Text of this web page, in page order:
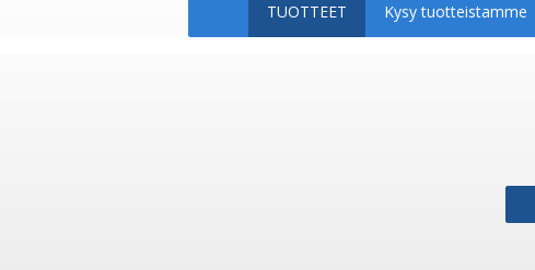
TUOTTEET Kysy tuotteistamme